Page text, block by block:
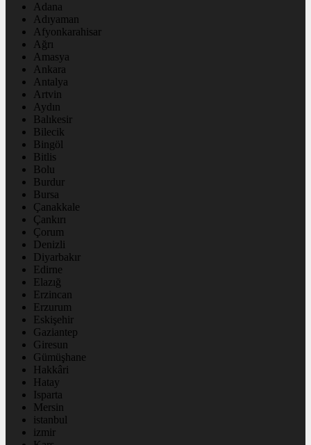
Adana
Adıyaman
Afyonkarahisar
Ağrı
Amasya
Ankara
Antalya
Artvin
Aydın
Balıkesir
Bilecik
Bingöl
Bitlis
Bolu
Burdur
Bursa
Çanakkale
Çankırı
Çorum
Denizli
Diyarbakır
Edirne
Elazığ
Erzincan
Erzurum
Eskişehir
Gaziantep
Giresun
Gümüşhane
Hakkâri
Hatay
Isparta
Mersin
istanbul
izmir